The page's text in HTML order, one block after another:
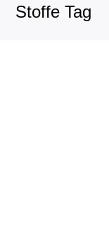
Stoffe Tag